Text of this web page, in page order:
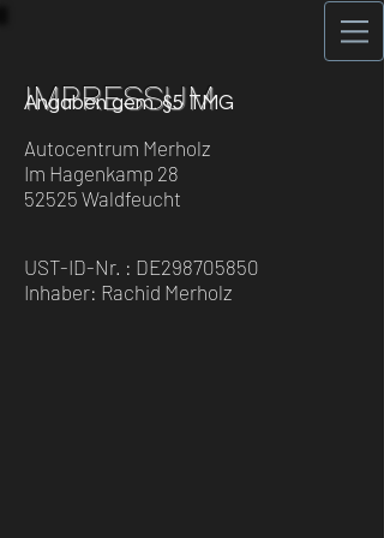
IMPRESSUM
Angaben gem. §5 TMG
Autocentrum Merholz
Im Hagenkamp 28
52525 Waldfeucht
UST-ID-Nr. : DE298705850
Inhaber: Rachid Merholz